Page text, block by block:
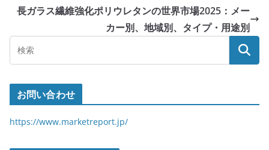
長ガラス繊維強化ポリウレタンの世界市場2025：メー
カー別、地域別、タイプ・用途別
お問い合わせ
https://www.marketreport.jp/